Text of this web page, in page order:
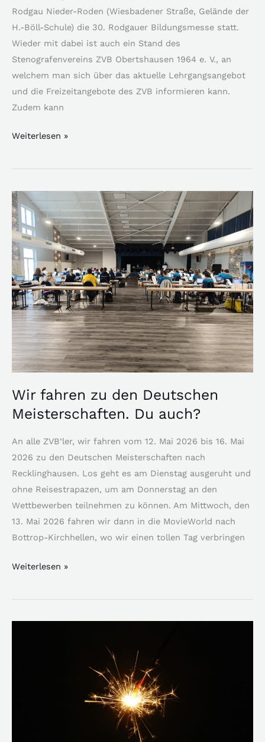
Rodgau Nieder-Roden (Wiesbadener Straße, Gelände der
H.-Böll-Schule) die 30. Rodgauer Bildungsmesse statt.
Wieder mit dabei ist auch ein Stand des
Stenografenvereins ZVB Obertshausen 1964 e. V., an
welchem man sich über das aktuelle Lehrgangsangebot
und die Freizeitangebote des ZVB informieren kann.
Zudem kann
Weiterlesen »
Wir fahren zu den Deutschen
Meisterschaften. Du auch?
An alle ZVB’ler, wir fahren vom 12. Mai 2026 bis 16. Mai
2026 zu den Deutschen Meisterschaften nach
Recklinghausen. Los geht es am Dienstag ausgeruht und
ohne Reisestrapazen, um am Donnerstag an den
Wettbewerben teilnehmen zu können. Am Mittwoch, den
13. Mai 2026 fahren wir dann in die MovieWorld nach
Bottrop-Kirchhellen, wo wir einen tollen Tag verbringen
Wir
fahren
zu
den
Deutschen
Meisterschaften.
Du
auch?
Weiterlesen »